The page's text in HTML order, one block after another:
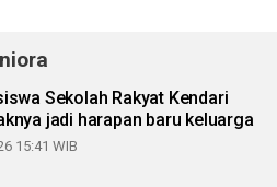
Sekolah Rakyat Kendari
jadi harapan baru keluarga
15:41 WIB